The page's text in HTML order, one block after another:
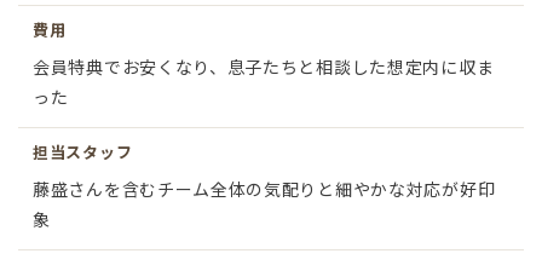
費用
会員特典でお安くなり、息子たちと相談した想定内に収ま
った
担当スタッフ
藤盛さんを含むチーム全体の気配りと細やかな対応が好印
象